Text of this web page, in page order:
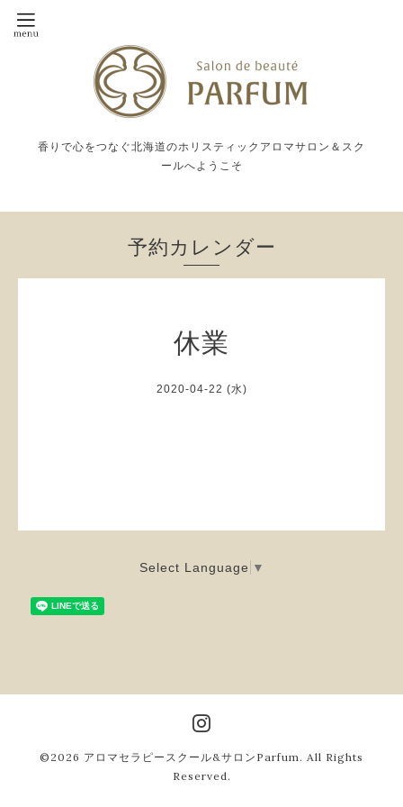
香りで心をつなぐ北海道のホリスティックアロマサロン＆スク
ールへようこそ
予約カレンダー
休業
2020-04-22 (水)
Select Language ▼
©2026 アロマセラピースクール&サロンParfum . All Rights
Reserved.